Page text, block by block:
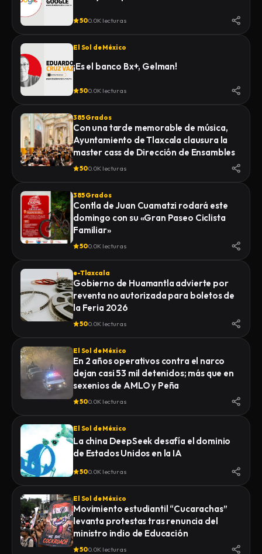
500.0K lecturas
El Sol de México
¡Es el banco Bx+, Gelman!
500.0K lecturas
385 Grados
Con una tarde memorable de música,
Ayuntamiento de Tlaxcala clausura la
master cass de Dirección de Ensambles
500.0K lecturas
385 Grados
Contla de Juan Cuamatzi rodará este
domingo con su «Gran Paseo Ciclista
Familiar»
500.0K lecturas
e-Tlaxcala
Gobierno de Huamantla advierte por
reventa no autorizada para boletos de
la Feria 2026
500.0K lecturas
El Sol de México
En 2 años operativos contra el narco
dejan casi 53 mil detenidos; más que en
sexenios de AMLO y Peña
500.0K lecturas
El Sol de México
La china DeepSeek desafía el dominio
de Estados Unidos en la IA
500.0K lecturas
El Sol de México
Movimiento estudiantil “Cucarachas”
levanta protestas tras renuncia del
ministro indio de Educación
500.0K lecturas